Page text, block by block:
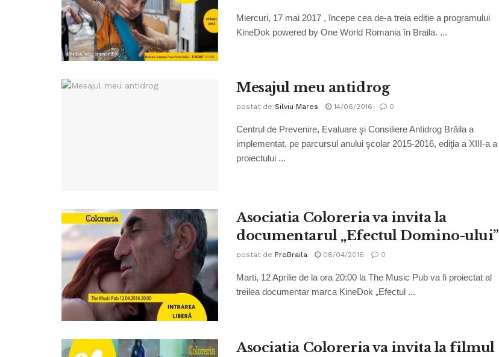
Miercuri, 17 mai 2017 , începe cea de-a treia ediție a programului
KineDok powered by One World Romania în Braila. ...
Mesajul meu antidrog
postat de Silviu Mares 14/06/2016 0
Centrul de Prevenire, Evaluare şi Consiliere Antidrog Brăila a
implementat, pe parcursul anului şcolar 2015-2016, ediţia a XIII-a a
proiectului ...
Asociatia Coloreria va invita la
documentarul „Efectul Domino-ului”
postat de ProBraila 08/04/2016 0
Marti, 12 Aprilie de la ora 20:00 la The Music Pub va fi proiectat al
treilea documentar marca KineDok „Efectul ...
Asociatia Coloreria va invita la filmul